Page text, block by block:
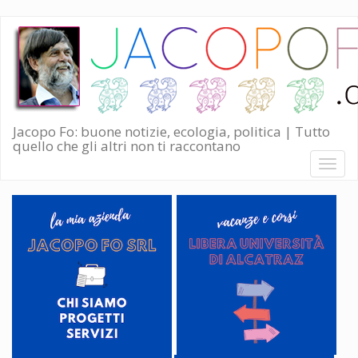
Salta
contenuto
principale
Jacopo Fo: buone notizie, ecologia, politica | Tutto
quello che gli altri non ti raccontano
Toggle